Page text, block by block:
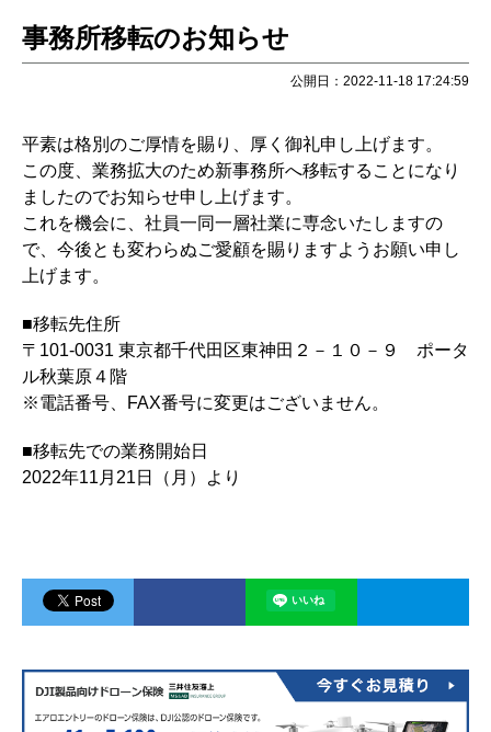
事務所移転のお知らせ
公開日：2022-11-18 17:24:59
平素は格別のご厚情を賜り、厚く御礼申し上げます。
この度、業務拡大のため新事務所へ移転することになり
ましたのでお知らせ申し上げます。
これを機会に、社員一同一層社業に専念いたしますの
で、今後とも変わらぬご愛顧を賜りますようお願い申し
上げます。
■移転先住所
〒101-0031 東京都千代田区東神田２－１０－９ ポータ
ル秋葉原４階
※電話番号、FAX番号に変更はございません。
■移転先での業務開始日
2022年11月21日（月）より